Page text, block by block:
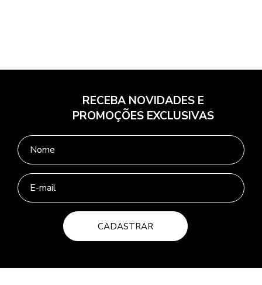
RECEBA NOVIDADES E
PROMOÇÕES EXCLUSIVAS
CADASTRAR